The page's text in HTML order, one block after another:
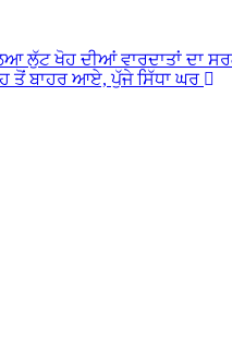
ਲੁੱਟ ਖੋਹ ਦੀਆਂ ਵਾਰਦਾਤਾਂ ਦਾ
ਤੋਂ ਬਾਹਰ ਆਏ, ਪੁੱਜੇ ਸਿੱਧਾ ਘਰ